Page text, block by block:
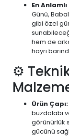
En
Günü,
gibi özel
hem de
hayrı
⚙️
Ürün Çapı:
buzdolabı
görünürlük
gücünü